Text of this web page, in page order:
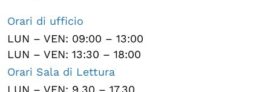
Orari di ufficio
LUN – VEN: 09:00 – 13:00
LUN – VEN: 13:30 – 18:00
Orari Sala di Lettura
LUN – VEN: 9.30 – 17.30